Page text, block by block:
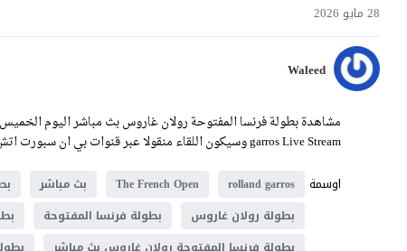
28 مايو 2026
Waleed
garros Live Stream وسيكون اللقاء منقولا عبر قنوات بي ان سبورت اتش دي حصرياً على موقع يلا شوت فيديو.
اوسمة
rolland garros
The French Open بث مباشر
بطولة رولان غاروس
بطولة فرنسا المفتوحة